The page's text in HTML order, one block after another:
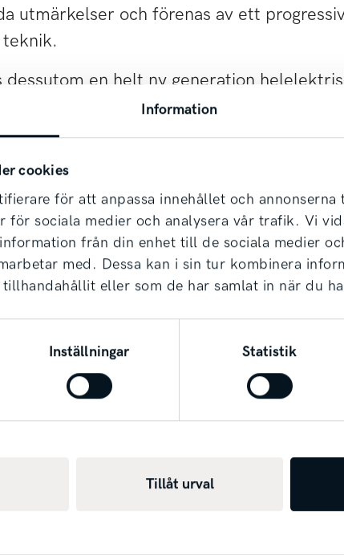
Information
cookies
för att anpassa innehållet och annonserna
sociala medier och analysera vår trafik. Vi
från din enhet till de sociala medier
med. Dessa kan i sin tur kombinera
eller som de har samlat in när du
Inställningar Statistik
Tillåt urval
utmärkelser och förenas av ett
dessutom en helt ny generation
förnya en traditionell kategori.
omfattas av Kias generösa 7-åriga
framåt. En rörelse mot framtida mobilitet,
provkörning Kontakta oss
bilen och upphör sju år efter första
obegränsad körsträcka de första tre åren. För
auktoriserad Kia-verkstad eller av annan verkstad,
serviceprogram under hela garantitiden. Särskilda
the Year – Nordamerikanska Årets Bil (NACTOY)
(GCOTY)